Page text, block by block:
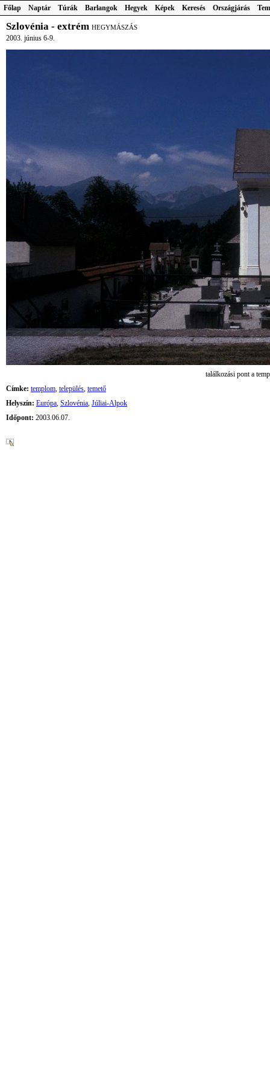
Főlap Naptár Túrák Barlangok Hegyek Képek Keresés Országjárás
Szlovénia - extrém HEGYMÁSZÁS
2003. június 6-9.
találkozási pont a
Címke: templom, település, temető
Helyszín: Európa, Szlovénia, Júliai-Alpok
Időpont: 2003.06.07.